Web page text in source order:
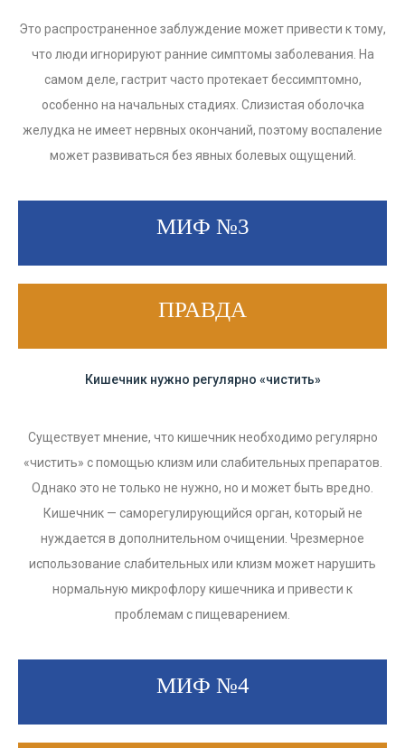
Это распространенное заблуждение может привести к тому,
что люди игнорируют ранние симптомы заболевания. На
самом деле, гастрит часто протекает бессимптомно,
особенно на начальных стадиях. Слизистая оболочка
желудка не имеет нервных окончаний, поэтому воспаление
может развиваться без явных болевых ощущений.
МИФ №3
ПРАВДА
Кишечник нужно регулярно «чистить»
Существует мнение, что кишечник необходимо регулярно
«чистить» с помощью клизм или слабительных препаратов.
Однако это не только не нужно, но и может быть вредно.
Кишечник — саморегулирующийся орган, который не
нуждается в дополнительном очищении. Чрезмерное
использование слабительных или клизм может нарушить
нормальную микрофлору кишечника и привести к
проблемам с пищеварением.
МИФ №4